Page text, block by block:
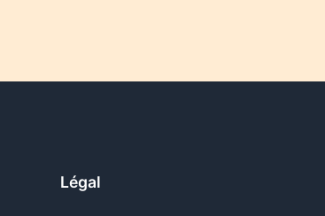
Légal